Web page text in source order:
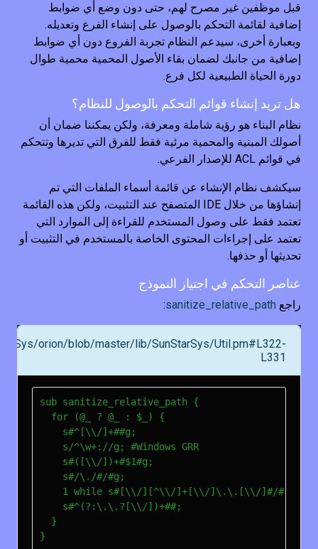
قبل موظفين غير مصرح لهم، حتى دون وضع أي ضوابط
إضافية لقائمة التحكم بالوصول على إنشاء الفرع وتعديله.
وبعبارة أخرى، سيدعم النظام تجربة الفروع دون أي ضوابط
إضافية من جانبك لضمان بقاء الأصول المحمية محمية طوال
دورة الحياة الطبيعية لكل فرع.
هل تريد إنشاء قوائم التحكم بالوصول للنظام؟
نظام البناء هو رؤية شاملة ومعرفة، ولكن يمكننا ضمان أن
أصولك المبنية والمحمية مرئية فقط للفرق التي تديرها وتتحكم
في قوائم ACL للإصدار الفرعي.
سيكشف نظام الإنشاء عن قائمة أسماء الملفات التي تم
إنشاؤها من خلال IDE المتصفح عند التثبيت، ولكن هذه القائمة
تعتمد فقط على وصول المستخدم للقراءة إلى الموارد التي
تعتمد على إجراءات المحتوى الخاصة بالمستخدم في التثبيت أو
تحديثها أو حذفها.
عناصر التحكم في اجتياز النموذج
راجع sanitize_relative_path
:
orion/blob/master/lib/SunStarSys/Util.pm#L322-
L331
sub sanitize_relative_path {
  for (@_ ? @_ : $_) {
    s#^[\\/]+##g;
    s/^\w+://g; #Windows GRR
    s#([\\/])+#$1#g;
    s#/\./#/#g;
    1 while s#[\\/][^\\/]+[\\/]\.\.[\\/]#/#;
    s#^(?:\.\.?[\\/])+##;
  }